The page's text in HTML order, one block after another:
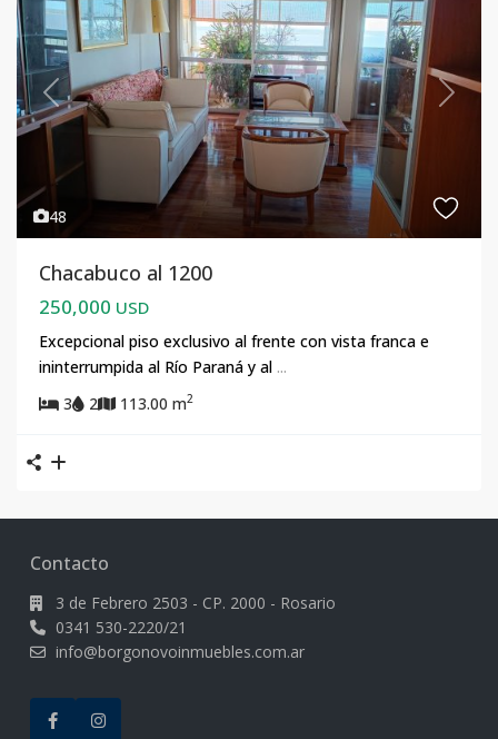
48
Previous Next
Chacabuco al 1200
250,000 USD
Excepcional piso exclusivo al frente con vista franca e
ininterrumpida al Río Paraná y al ...
3
2 113.00 m2
Contacto
3 de Febrero 2503 - CP. 2000 - Rosario
0341 530-2220/21
info@borgonovoinmuebles.com.ar